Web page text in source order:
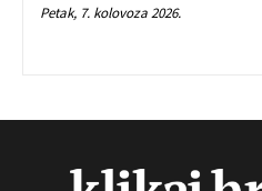
Petak, 7. kolovoza 2026.